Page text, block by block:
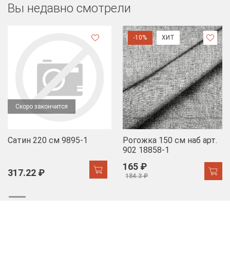
Вы недавно смотрели
Скоро закончится
Сатин 220 см 9895-1
317.22 ₽
-10% ХИТ
Рогожка 150 см наб арт.
902 18858-1
165 ₽
184.3 ₽